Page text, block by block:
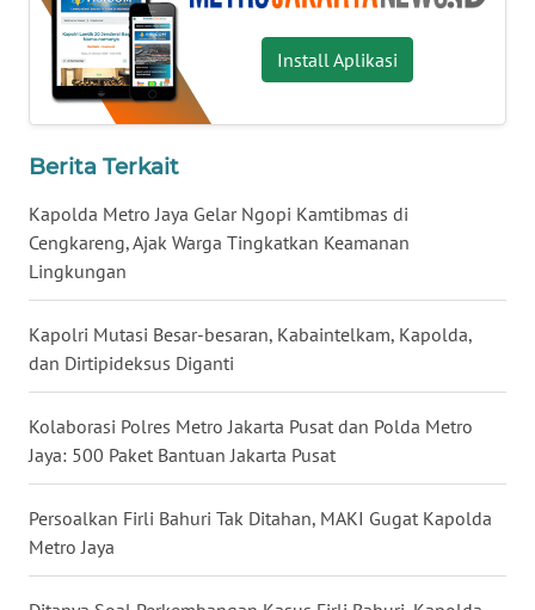
Install Aplikasi
Berita Terkait
Kapolda Metro Jaya Gelar Ngopi Kamtibmas di
Cengkareng, Ajak Warga Tingkatkan Keamanan
Lingkungan
Kapolri Mutasi Besar-besaran, Kabaintelkam, Kapolda,
dan Dirtipideksus Diganti
Kolaborasi Polres Metro Jakarta Pusat dan Polda Metro
Jaya: 500 Paket Bantuan Jakarta Pusat
Persoalkan Firli Bahuri Tak Ditahan, MAKI Gugat Kapolda
Metro Jaya
WN
DAIRI
WN
DANAU
TOBA
WN
NIAS
WN
LANGKAT
WN
TAPANULI
TANJUNG
LESUNG